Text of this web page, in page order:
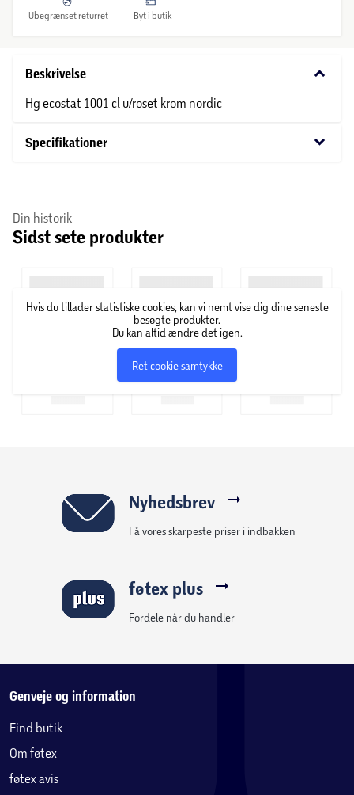
Ubegrænset returret Byt i butik
Beskrivelse keyboard_arrow_down
Hg ecostat 1001 cl u/roset krom nordic
Specifikationer keyboard_arrow_down
Din historik
Sidst sete produkter
Hvis du tillader statistiske cookies, kan vi nemt vise dig dine seneste
besøgte produkter.
Du kan altid ændre det igen.
Ret cookie samtykke
Nyhedsbrev
Få vores skarpeste priser i indbakken
føtex plus
Fordele når du handler
Genveje og information
Find butik
Om føtex
føtex avis